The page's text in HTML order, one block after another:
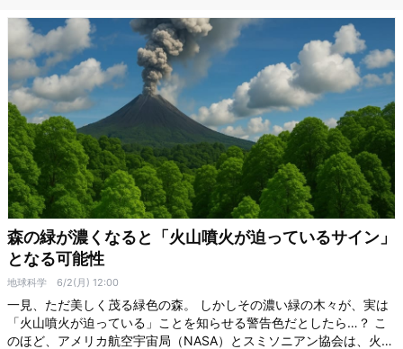
森の緑が濃くなると「火山噴火が迫っているサイン」
となる可能性
地球科学 6/2(月) 12:00
一見、ただ美しく茂る緑色の森。 しかしその濃い緑の木々が、実は
「火山噴火が迫っている」ことを知らせる警告色だとしたら…？ こ
のほど、アメリカ航空宇宙局（NASA）とスミソニアン協会は、火山